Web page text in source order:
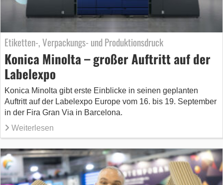
Etiketten-, Verpackungs- und Produktionsdruck
Konica Minolta – großer Auftritt auf der
Labelexpo
Konica Minolta gibt erste Einblicke in seinen geplanten
Auftritt auf der Labelexpo Europe vom 16. bis 19. September
in der Fira Gran Via in Barcelona.
Weiterlesen